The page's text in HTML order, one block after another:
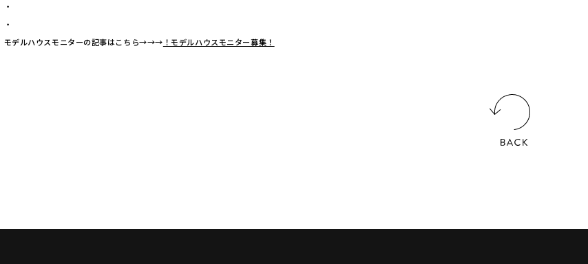
・
・
モデルハウスモニターの記事はこちら→→→ ！モデルハウスモニター募集！